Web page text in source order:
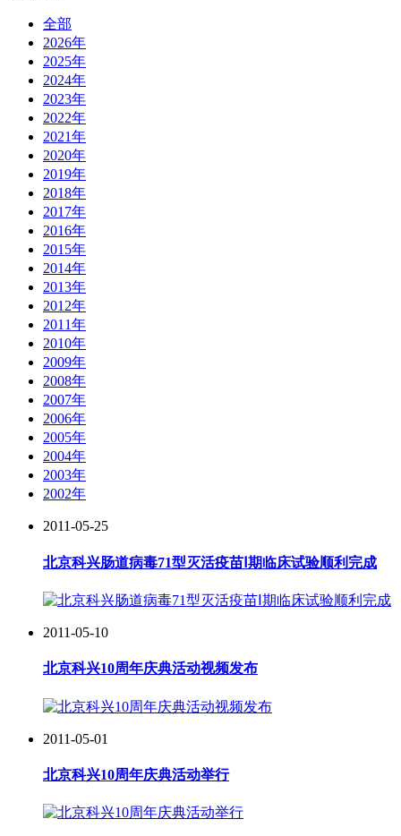
全部
2026年
2025年
2024年
2023年
2022年
2021年
2020年
2019年
2018年
2017年
2016年
2015年
2014年
2013年
2012年
2011年
2010年
2009年
2008年
2007年
2006年
2005年
2004年
2003年
2002年
2011-05-25
北京科兴肠道病毒71型灭活疫苗Ⅰ期临床试验顺利完成
2011-05-10
北京科兴10周年庆典活动视频发布
2011-05-01
北京科兴10周年庆典活动举行